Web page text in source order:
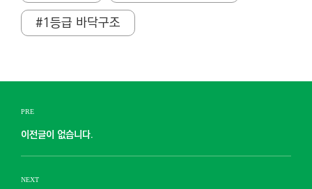
#1등급 바닥구조
PRE
이전글이 없습니다.
NEXT